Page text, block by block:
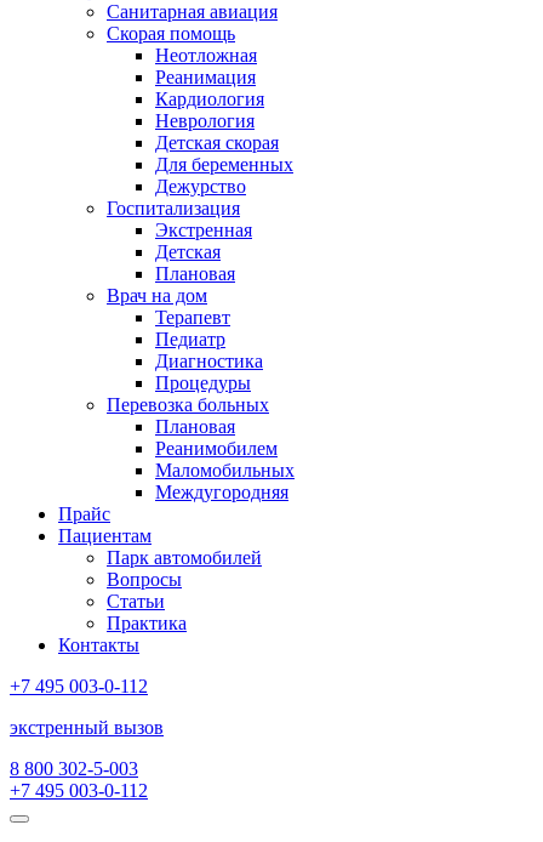
Санитарная авиация
Скорая помощь
Неотложная
Реанимация
Кардиология
Неврология
Детская скорая
Для беременных
Дежурство
Госпитализация
Экстренная
Детская
Плановая
Врач на дом
Терапевт
Педиатр
Диагностика
Процедуры
Перевозка больных
Плановая
Реанимобилем
Маломобильных
Междугородняя
Прайс
Пациентам
Парк автомобилей
Вопросы
Статьи
Практика
Контакты
+7 495 003-0-112
экстренный вызов
8 800 302-5-003
+7 495 003-0-112